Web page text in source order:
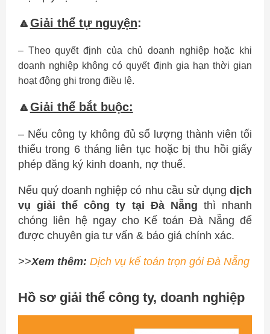
🔼Giải thể tự nguyện:
– Theo quyết định của chủ doanh nghiệp hoặc khi
doanh nghiệp không có quyết định gia hạn thời gian
hoạt động ghi trong điều lệ.
🔼Giải thể bắt buộc:
– Nếu công ty không đủ số lượng thành viên tối
thiểu trong 6 tháng liên tục hoặc bị thu hồi giấy
phép đăng ký kinh doanh, nợ thuế.
Nếu quý doanh nghiệp có nhu cầu sử dụngdịch
vụ giải thể công ty tại Đà Nẵng thì nhanh
chóng liên hệ ngay cho Kế toán Đà Nẵng để
được chuyên gia tư vấn & báo giá chính xác.
>>Xem thêm: Dịch vụ kế toán trọn gói Đà Nẵng
Hồ sơ giải thể công ty, doanh nghiệp